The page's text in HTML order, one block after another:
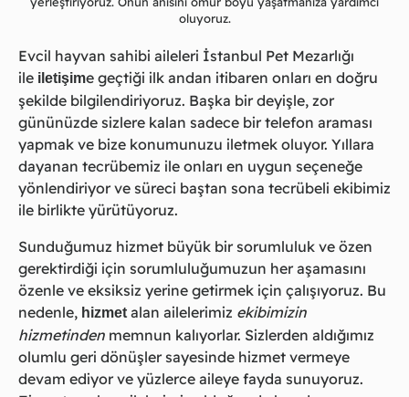
oluyoruz.
Evcil hayvan sahibi aileleri İstanbul Pet Mezarlığı
ile iletişime geçtiği ilk andan itibaren onları en doğru
şekilde bilgilendiriyoruz. Başka bir deyişle, zor
gününüzde sizlere kalan sadece bir telefon araması
yapmak ve bize konumunuzu iletmek oluyor. Yıllara
dayanan tecrübemiz ile onları en uygun seçeneğe
yönlendiriyor ve süreci baştan sona tecrübeli ekibimiz
ile birlikte yürütüyoruz.
Sunduğumuz hizmet büyük bir sorumluluk ve özen
gerektirdiği için sorumluluğumuzun her aşamasını
özenle ve eksiksiz yerine getirmek için çalışıyoruz. Bu
nedenle, hizmet alan ailelerimiz ekibimizin
hizmetinden memnun kalıyorlar. Sizlerden aldığımız
olumlu geri dönüşler sayesinde hizmet vermeye
devam ediyor ve yüzlerce aileye fayda sunuyoruz.